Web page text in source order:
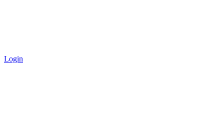
Login